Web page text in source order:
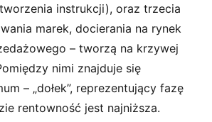
instrukcji), oraz trzecia
marek, docierania na rynek
– tworzą na krzywej
nimi znajduje się
– „dołek”, reprezentujący fazę
rentowność jest najniższa.